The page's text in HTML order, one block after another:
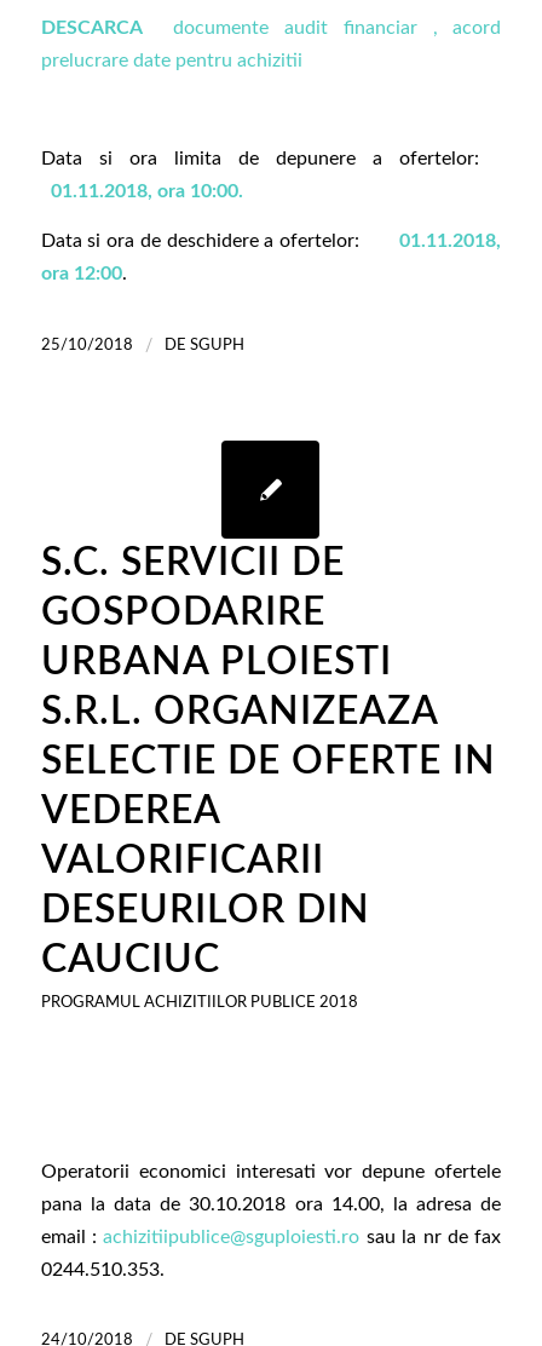
DESCARCA documente audit financiar ,acord
prelucrare date pentru achizitii
Data si ora limita de depunere a ofertelor:
01.11.2018, ora 10:00.
Data si ora de deschidere a ofertelor:01.11.2018,
ora 12:00.
25/10/2018 / DE SGUPH
S.C. SERVICII DE
GOSPODARIRE
URBANA PLOIESTI
S.R.L. ORGANIZEAZA
SELECTIE DE OFERTE IN
VEDEREA
VALORIFICARII
DESEURILOR DIN
CAUCIUC
PROGRAMUL ACHIZITIILOR PUBLICE 2018
Operatorii economici interesati vor depune ofertele
pana la data de 30.10.2018 ora 14.00, la adresa de
email :achizitiipublice@sguploiesti.ro sau la nr de fax
0244.510.353.
24/10/2018 / DE SGUPH